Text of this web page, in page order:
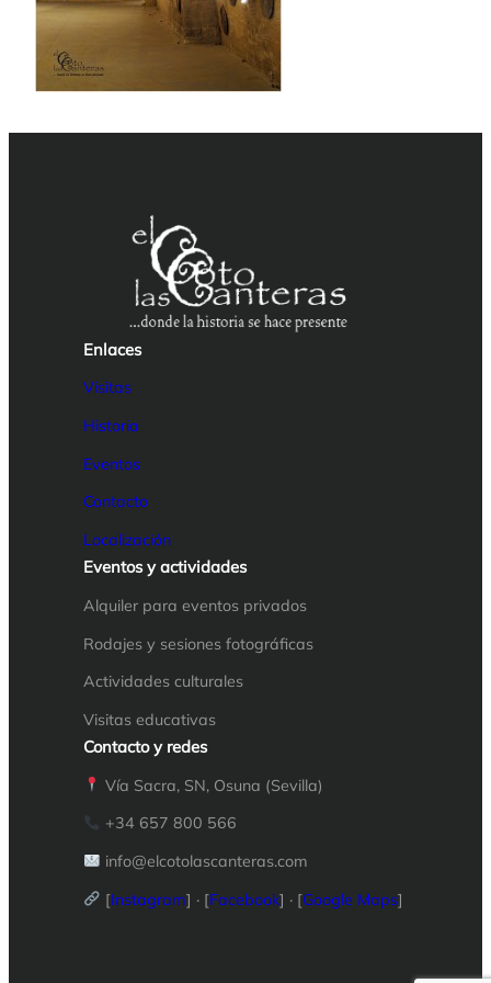
Enlaces
Visitas
Historia
Eventos
Contacto
Localización
Eventos y actividades
Alquiler para eventos privados
Rodajes y sesiones fotográficas
Actividades culturales
Visitas educativas
Contacto y redes
Vía Sacra, SN, Osuna (Sevilla)
+34 657 800 566
info@elcotolascanteras.com
[Instagram] · [Facebook] · [Google Maps]